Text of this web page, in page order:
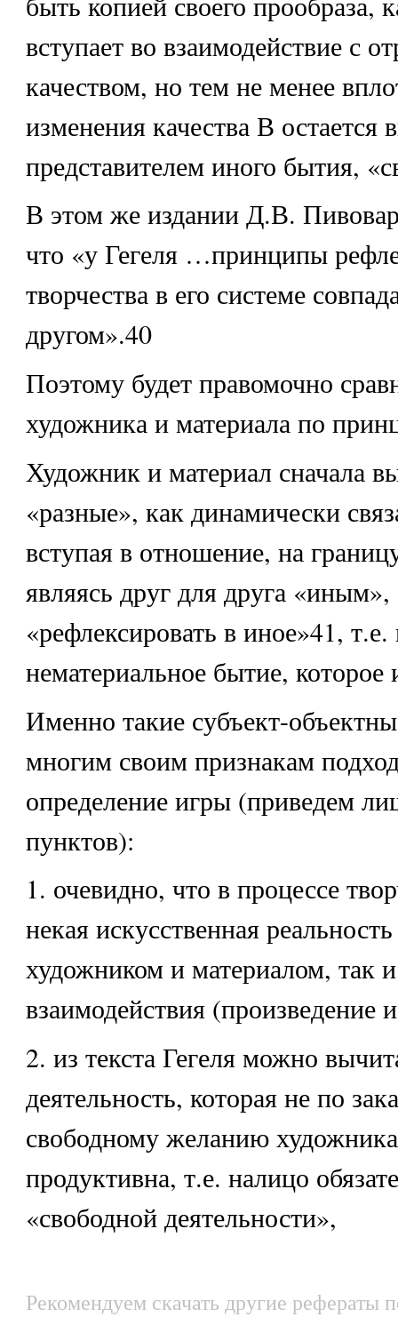
вступает во взаимодействие с
качеством, но тем не менее
изменения качества В остается
представителем иного бытия,
В этом же издании Д.В.
что «у Гегеля …принципы
творчества в его системе
другом».40
Поэтому будет правомочно
художника и материала по
Художник и материал сначала
«разные», как динамически
вступая в отношение, на
являясь друг для друга
«рефлексировать в иное»41, т.е.
нематериальное бытие, которое
Именно такие субъект-
многим своим признакам
определение игры (приведем
пунктов):
1. очевидно, что в процессе
некая искусственная
художником и материалом, так и
взаимодействия (произведение
2. из текста Гегеля можно
деятельность, которая не по
свободному желанию
продуктивна, т.е. налицо
«свободной деятельности»,
Рекомендуем скачать другие рефераты